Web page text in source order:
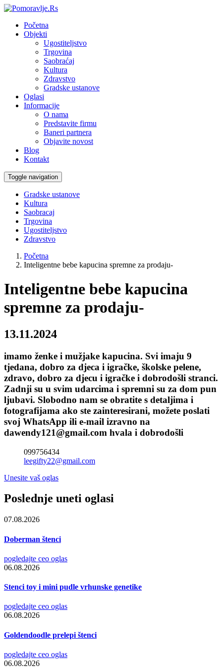
Početna
Objekti
Ugostiteljstvo
Trgovina
Saobraćaj
Kultura
Zdravstvo
Gradske ustanove
Oglasi
Informacije
O nama
Predstavite firmu
Baneri partnera
Objavite novost
Blog
Kontakt
Toggle navigation
Gradske ustanove
Kultura
Saobracaj
Trgovina
Ugostiteljstvo
Zdravstvo
Početna
Inteligentne bebe kapucina spremne za prodaju-
Inteligentne bebe kapucina
spremne za prodaju-
13.11.2024
imamo ženke i mužjake kapucina. Svi imaju 9
tjedana, dobro za djeca i igračke, školske pelene,
zdravo, dobro za djecu i igračke i dobrodošli stranci.
Zadnji su u svim udarcima i spremni su za dom pun
ljubavi. Slobodno nam se obratite s detaljima i
fotografijama ako ste zainteresirani, možete poslati
svoj WhatsApp ili e-mail izravno na
dawendy121@gmail.com hvala i dobrodošli
099756434
leegifty22@gmail.com
Unesite vaš oglas
Poslednje uneti oglasi
07.08.2026
Doberman štenci
pogledajte ceo oglas
06.08.2026
Stenci toy i mini pudle vrhunske genetike
pogledajte ceo oglas
06.08.2026
Goldendoodle prelepi štenci
pogledajte ceo oglas
06.08.2026